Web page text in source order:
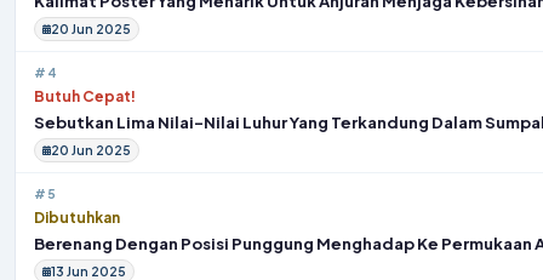
20 Jun 2025
#4
Butuh Cepat!
Sebutkan Lima Nilai-Nilai Luhur Yang Terkandung Dalam
20 Jun 2025
#5
Dibutuhkan
Berenang Dengan Posisi Punggung Menghadap Ke Permukaan
13 Jun 2025